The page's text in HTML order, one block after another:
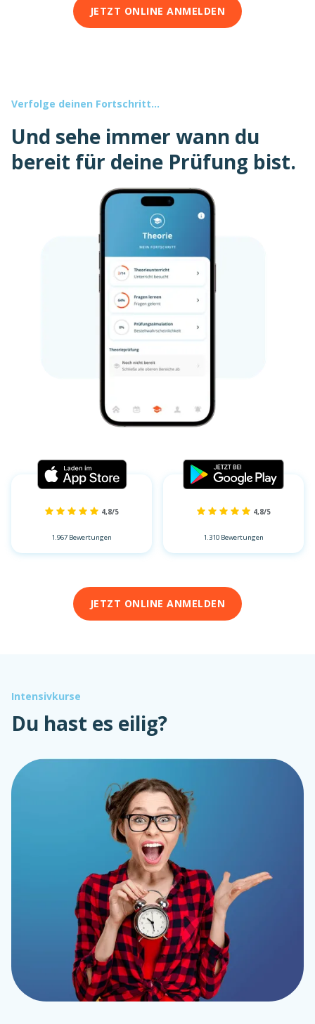
JETZT ONLINE ANMELDEN
Verfolge deinen Fortschritt...
Und sehe immer wann du
bereit für deine Prüfung bist.
4,8/5
1.967 Bewertungen
4,8/5
1.310 Bewertungen
JETZT ONLINE ANMELDEN
Intensivkurse
Du hast es eilig?